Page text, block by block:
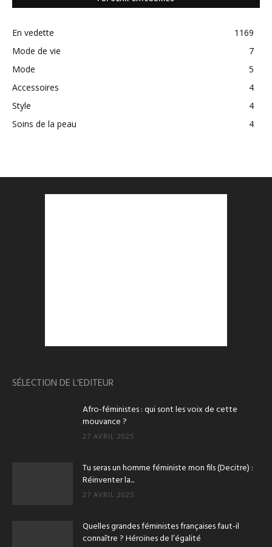
En vedette
1169
Mode de vie
7
Mode
5
Accessoires
4
Style
4
Soins de la peau
4
SÉLECTION DE L'EDITEUR
Afro-féministes : qui sont les voix de cette
mouvance ?
27 AVRIL 2025
Tu seras un homme féministe mon fils (Decitre) :
Réinventer la...
27 AVRIL 2025
Quelles grandes féministes françaises faut-il
connaître ? Héroïnes de l’égalité